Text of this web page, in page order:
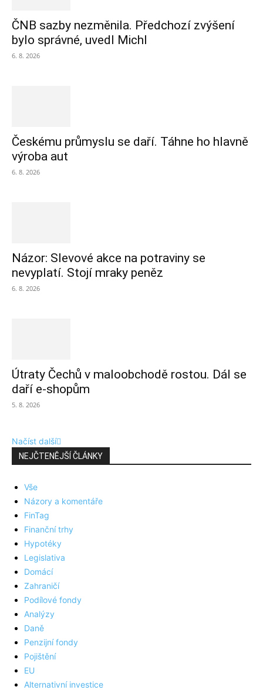
ČNB sazby nezměnila. Předchozí zvýšení
bylo správné, uvedl Michl
6. 8. 2026
Českému průmyslu se daří. Táhne ho hlavně
výroba aut
6. 8. 2026
Názor: Slevové akce na potraviny se
nevyplatí. Stojí mraky peněz
6. 8. 2026
Útraty Čechů v maloobchodě rostou. Dál se
daří e-shopům
5. 8. 2026
Načíst další
NEJČTENĚJŠÍ ČLÁNKY
Vše
Názory a komentáře
FinTag
Finanční trhy
Hypotéky
Legislativa
Domácí
Zahraničí
Podílové fondy
Analýzy
Daně
Penzijní fondy
Pojištění
EU
Alternativní investice